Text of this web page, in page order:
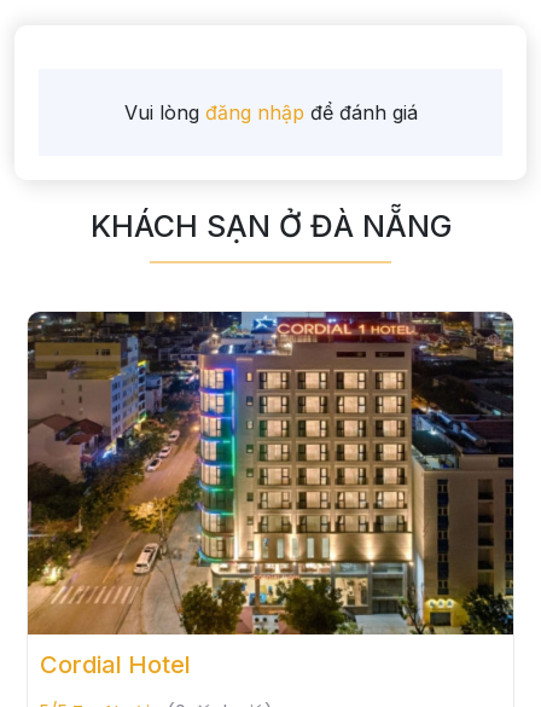
Vui lòngđăng nhập để đánh giá
KHÁCH SẠN Ở ĐÀ NẴNG